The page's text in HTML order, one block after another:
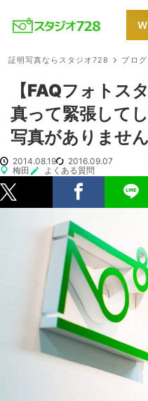
証明写真ならスタジオ728 ブログ
【FAQフォトス
真って緊張して
写真がありません
2014.08.19
2016.09.07
梅田
よくある質問